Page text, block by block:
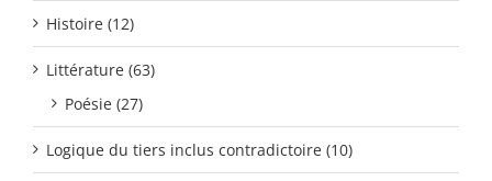
Histoire (12)
Littérature (63)
Poésie (27)
Logique du tiers inclus contradictoire (10)